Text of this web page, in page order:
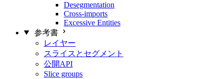
Desegmentation
Cross-imports
Excessive Entities
参考書
レイヤー
スライスとセグメント
公開API
Slice groups